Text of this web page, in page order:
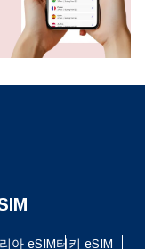
아 eSIM터키 eSIM